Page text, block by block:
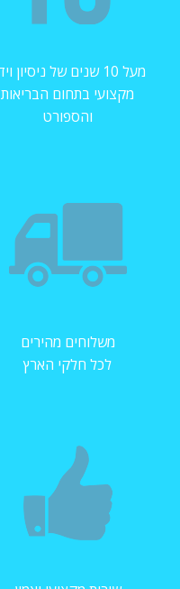
מעל 10 שנים של ניסיון וידע
מקצועי בתחום הבריאות
והספורט
משלוחים מהירים
לכל חלקי הארץ